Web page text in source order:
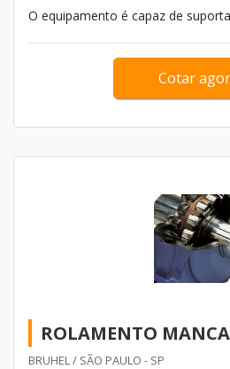
O equipamento é capaz de
médias, como por exemplo as
que são relativamente cargas
por uma estrutura fundida de ferro
Cotar
ROLAMENTO
BRUHEL / SÃO PAULO - SP